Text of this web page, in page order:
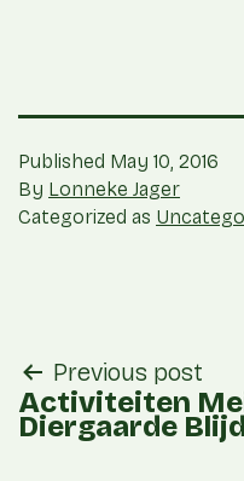
Published May 10, 2016
By Lonneke Jager
Categorized as
post
navigation
Previous post
Activiteiten
Diergaarde